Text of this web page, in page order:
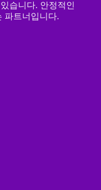
습니다. 안정적인
파트너입니다.